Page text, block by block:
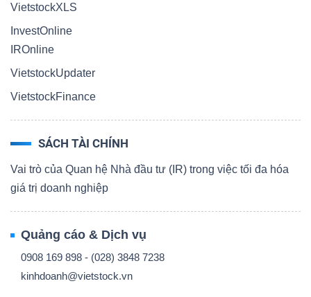
VietstockXLS
InvestOnline
IROnline
VietstockUpdater
VietstockFinance
SÁCH TÀI CHÍNH
Vai trò của Quan hệ Nhà đầu tư (IR) trong việc tối đa hóa
giá trị doanh nghiệp
Quảng cáo & Dịch vụ
0908 169 898 - (028) 3848 7238
kinhdoanh@vietstock.vn